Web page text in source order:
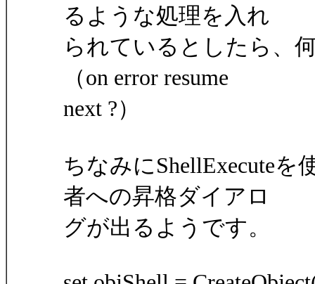
るような処理を入れ
られているとしたら、
（on error resume
next ?）
ちなみにShellExecute
者への昇格ダイアロ
グが出るようです。